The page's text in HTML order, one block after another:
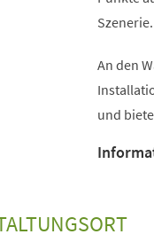
An den
und